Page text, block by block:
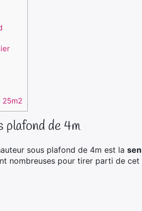
25m2
plafond de 4m
sous plafond de 4m est la
nombreuses pour tirer parti de cet